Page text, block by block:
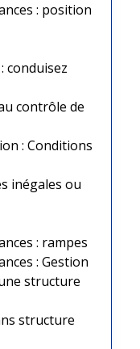
: position
conduisez
contrôle de
: Conditions
inégales ou
: rampes
: Gestion
structure
structure